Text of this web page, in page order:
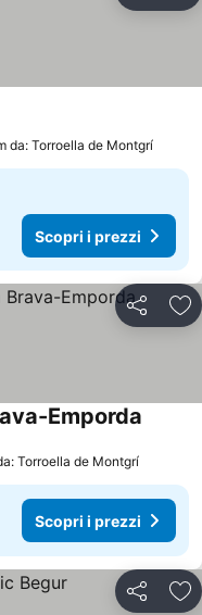
da: Torroella de Montgrí
Scopri i prezzi
Condividi
Emporda
Torroella de Montgrí
Scopri i prezzi
Condividi